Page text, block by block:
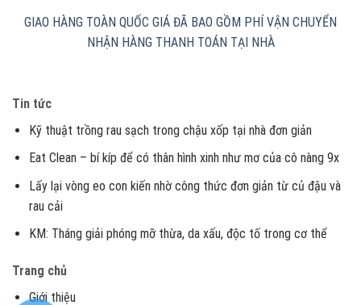
GIAO HÀNG TOÀN QUỐC GIÁ ĐÃ BAO GỒM PHÍ VẬN CHUYỂN
NHẬN HÀNG THANH TOÁN TẠI NHÀ
Tin tức
Kỹ thuật trồng rau sạch trong chậu xốp tại nhà đơn giản
Eat Clean – bí kíp để có thân hình xinh như mơ của cô nàng 9x
Lấy lại vòng eo con kiến nhờ công thức đơn giản từ củ đậu và
rau cải
KM: Tháng giải phóng mỡ thừa, da xấu, độc tố trong cơ thể
Trang chủ
Giới thiệu